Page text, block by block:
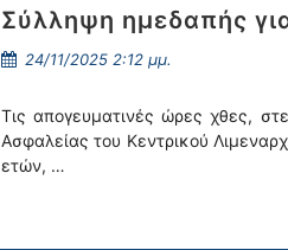
Σύλληψη ημεδαπής
24/11/2025 2:12 μμ.
Τις απογευματινές ώρες χθες,
Ασφαλείας του Κεντρικού
ετών, …